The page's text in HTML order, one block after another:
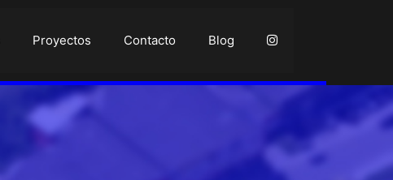
Proyectos Contacto Blog